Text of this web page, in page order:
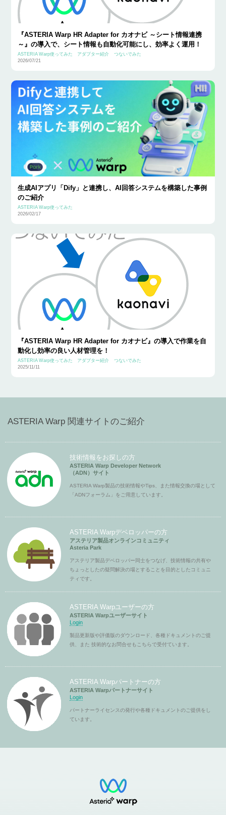
『ASTERIA Warp HR Adapter for カオナビ ～シート情報連携
～』の導入で、シート情報も自動化可能にし、効率よく運用！
ASTERIA Warp使ってみた アダプター紹介
つないでみた
2026/07/21
生成AIアプリ「Dify」と連携し、AI回答システムを構築した事例
のご紹介
ASTERIA Warp使ってみた
2026/02/17
『ASTERIA Warp HR Adapter for カオナビ』の導入で作業を自
動化し効率の良い人材管理を！
ASTERIA Warp使ってみた アダプター紹介
つないでみた
2025/11/11
ASTERIA Warp 関連サイトのご紹介
技術情報をお探しの方
ASTERIA Warp Developer Network
（ADN）サイト
ASTERIA Warp製品の技術情報やTips、また情報交換の場として
「ADNフォーラム」をご用意しています。
ASTERIA Warpデベロッパーの方
アステリア製品オンラインコミュニティ
Asteria Park
アステリア製品デベロッパー同士をつなげ、技術情報の共有や
ちょっとしたの疑問解決の場とすることを目的としたコミュニ
ティです。
ASTERIA Warpユーザーの方
ASTERIA Warpユーザーサイト
Login
製品更新版や評価版のダウンロード、各種ドキュメントのご提
供、また 技術的なお問合せもこちらで受付ています。
ASTERIA Warpパートナーの方
ASTERIA Warpパートナーサイト
Login
パートナーライセンスの発行や各種ドキュメントのご提供をし
ています。